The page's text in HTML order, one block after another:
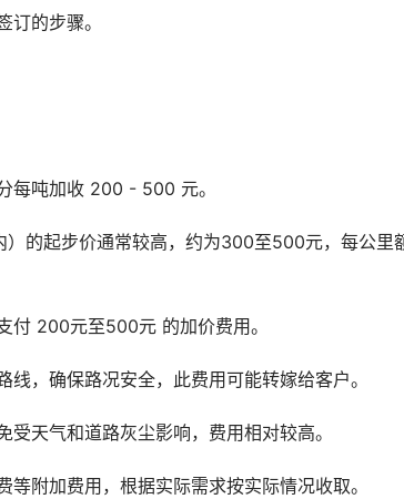
的步骤。
每吨加收 200 - 500 元。
的起步价通常较高，约为300至500元，每公里
付 200元至500元 的加价费用。
，确保路况安全，此费用可能转嫁给客户。
天气和道路灰尘影响，费用相对较高。
附加费用，根据实际需求按实际情况收取。